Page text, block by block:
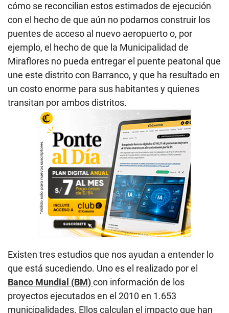
cómo se reconcilian estos estimados de ejecución
con el hecho de que aún no podamos construir los
puentes de acceso al nuevo aeropuerto o, por
ejemplo, el hecho de que la Municipalidad de
Miraflores no pueda entregar el puente peatonal que
une este distrito con Barranco, y que ha resultado en
un costo enorme para sus habitantes y quienes
transitan por ambos distritos.
Existen tres estudios que nos ayudan a entender lo
que está sucediendo. Uno es el realizado por el
Banco Mundial (BM)con información de los
proyectos ejecutados en el 2010 en 1.653
municipalidades. Ellos calculan el impacto que han